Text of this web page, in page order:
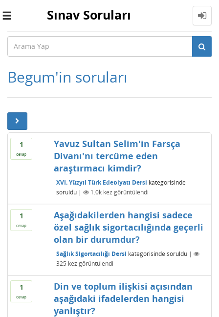
Toggle
Sınav Soruları
Begum'in soruları
1
cevap
Yavuz Sultan Selim'in Farsça
Divanı'nı tercüme eden
araştırmacı kimdir?
XVI. Yüzyıl Türk Edebiyatı Dersi kategorisinde
soruldu | 1.0kkez görüntülendi
1
cevap
Aşağıdakilerden hangisi sadece
özel sağlık sigortacılığında geçerli
olan bir durumdur?
Sağlık Sigortacılığı Dersi kategorisinde soruldu |
325 kez görüntülendi
1
cevap
Din ve toplum ilişkisi açısından
aşağıdaki ifadelerden hangisi
yanlıştır?